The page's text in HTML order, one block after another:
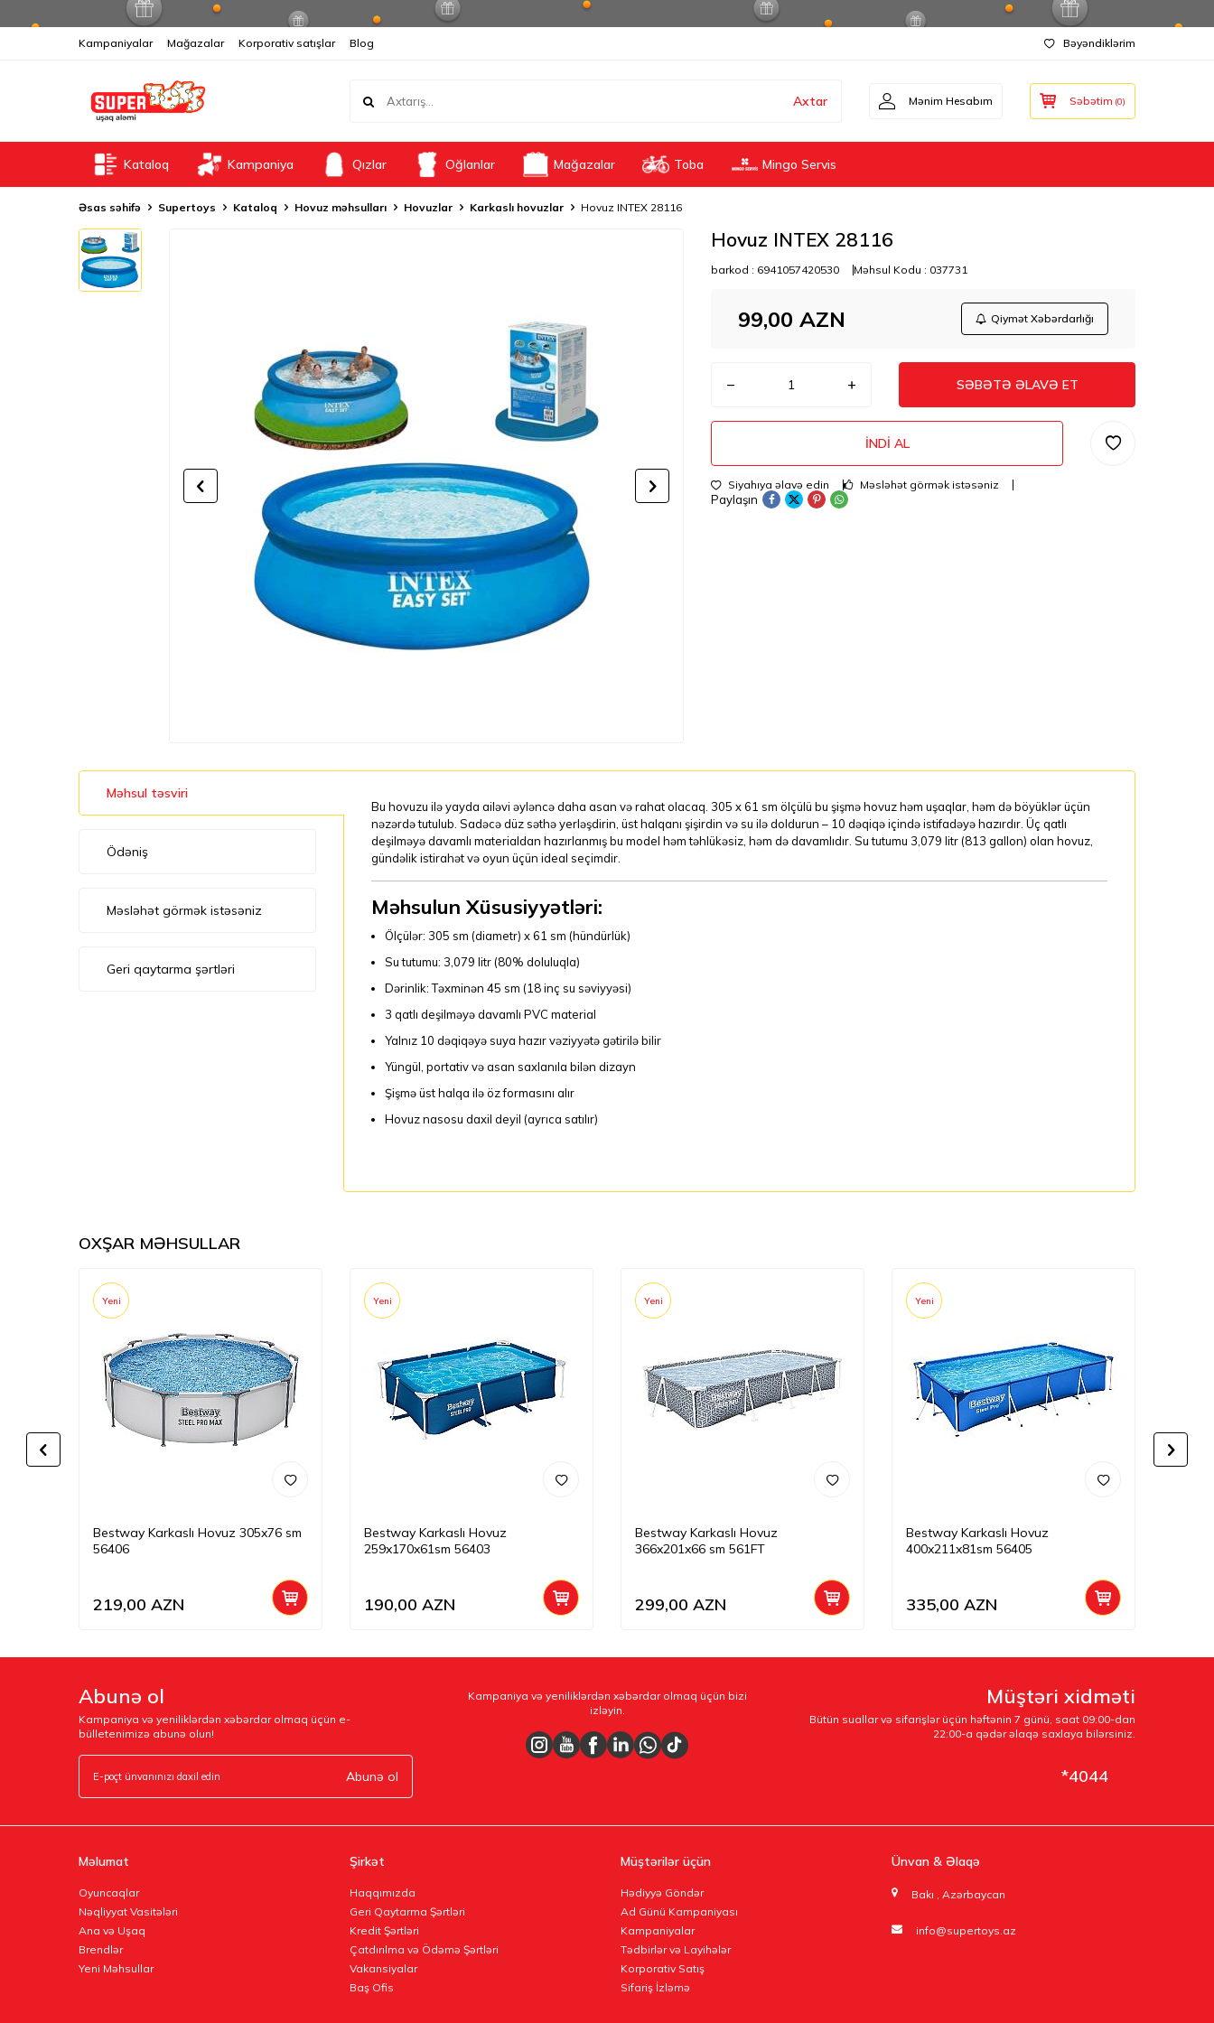
Kampaniyalar Mağazalar Korporativ satışlar Blog Bəyəndiklərim
Axtar Mənim Hesabım Səbətim (0)
Kataloq Kampaniya Qızlar Oğlanlar Mağazalar Toba Mingo Servis
Əsas səhifə Supertoys Kataloq Hovuz məhsulları Hovuzlar Karkaslı hovuzlar Hovuz INTEX 28116
Hovuz INTEX 28116
barkod : 6941057420530 Məhsul Kodu : 037731
99,00 AZN Qiymət Xəbərdarlığı
SƏBƏTƏ ƏLAVƏ ET
İNDI AL
Siyahıya əlavə edin Məsləhət görmək istəsəniz
Paylaşın
Məhsul təsviri
Ödəniş
Məsləhət görmək istəsəniz
Geri qaytarma şərtləri
Bu hovuzu ilə yayda ailəvi əyləncə daha asan və rahat olacaq. 305 x 61 sm ölçülü bu şişmə hovuz həm uşaqlar, həm də böyüklər üçün
nəzərdə tutulub. Sadəcə düz səthə yerləşdirin, üst halqanı şişirdin və su ilə doldurun – 10 dəqiqə içində istifadəyə hazırdır. Üç qatlı
deşilməyə davamlı materialdan hazırlanmış bu model həm təhlükəsiz, həm də davamlıdır. Su tutumu 3,079 litr (813 gallon) olan hovuz,
gündəlik istirahət və oyun üçün ideal seçimdir.
Məhsulun Xüsusiyyətləri:
Ölçülər: 305 sm (diametr) x 61 sm (hündürlük)
Su tutumu: 3,079 litr (80% doluluqla)
Dərinlik: Təxminən 45 sm (18 inç su səviyyəsi)
3 qatlı deşilməyə davamlı PVC material
Yalnız 10 dəqiqəyə suya hazır vəziyyətə gətirilə bilir
Yüngül, portativ və asan saxlanıla bilən dizayn
Şişmə üst halqa ilə öz formasını alır
Hovuz nasosu daxil deyil (ayrıca satılır)
OXŞAR MƏHSULLAR
Yeni
Bestway Karkaslı Hovuz 305x76 sm
56406
219,00 AZN
Yeni
Bestway Karkaslı Hovuz
259x170x61sm 56403
190,00 AZN
Yeni
Bestway Karkaslı Hovuz
366x201x66 sm 561FT
299,00 AZN
Yeni
Bestway Karkaslı Hovuz
400x211x81sm 56405
335,00 AZN
Abunə ol
Kampaniya və yeniliklərdən xəbərdar olmaq üçün e-
bülletenimizə abunə olun!
Abunə ol
Kampaniya və yeniliklərdən xəbərdar olmaq üçün bizi
izləyin.
Müştəri xidməti
Bütün suallar və sifarişlər üçün həftənin 7 günü, saat 09:00-dan
22:00-a qədər əlaqə saxlaya bilərsiniz.
*4044
Məlumat
Oyuncaqlar
Nəqliyyat Vasitələri
Ana və Uşaq
Brendlər
Yeni Məhsullar
Şirkət
Haqqımızda
Geri Qaytarma Şərtləri
Kredit Şərtləri
Çatdırılma və Ödəmə Şərtləri
Vakansiyalar
Baş Ofis
Müştərilər üçün
Hədiyyə Göndər
Ad Günü Kampaniyası
Kampaniyalar
Tədbirlər və Layihələr
Korporativ Satış
Sifariş İzləmə
Ünvan & Əlaqə
Bakı , Azərbaycan
info@supertoys.az